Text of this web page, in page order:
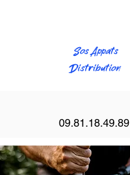
Sos Appats
Distribution
09.81.18.49.89